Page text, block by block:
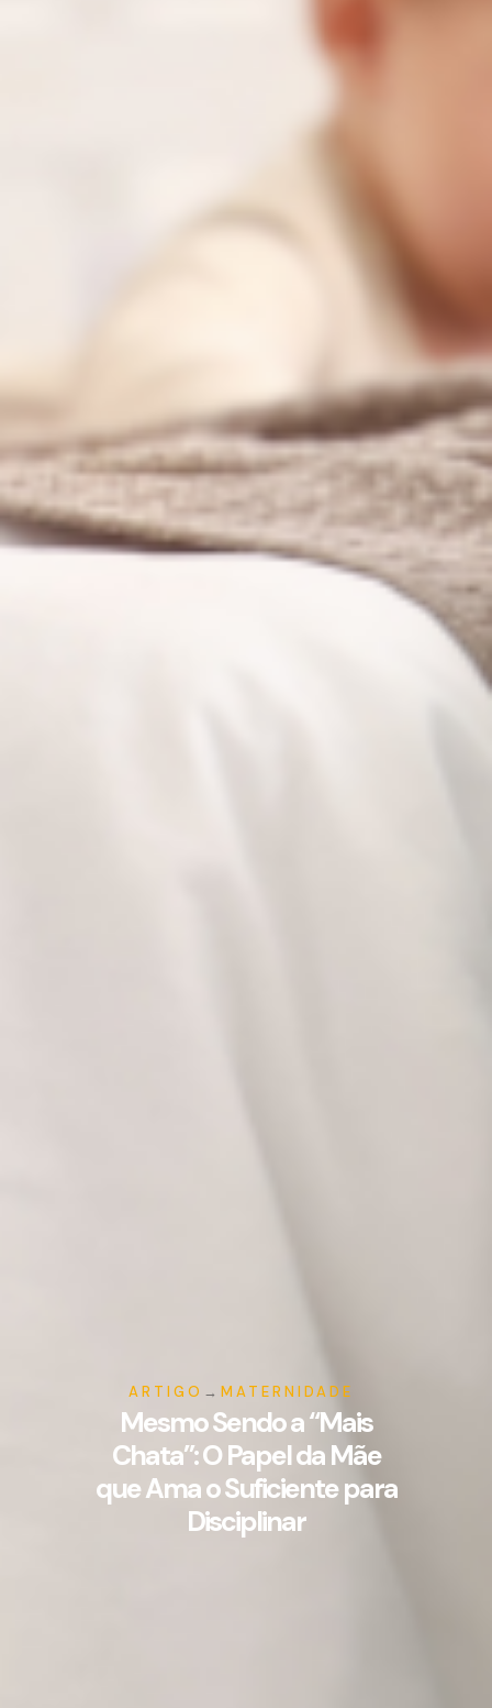
ARTIGO → MATERNIDADE
Mesmo Sendo a “Mais
Chata”: O Papel da Mãe
que Ama o Suficiente para
Disciplinar